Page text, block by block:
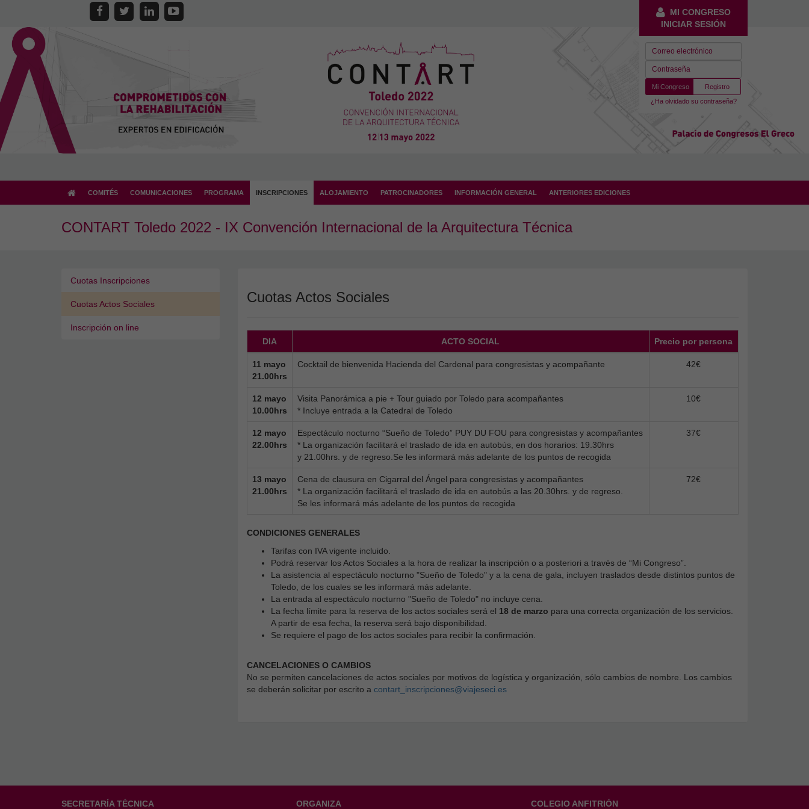
MI CONGRESO
INICIAR SESIÓN
Mi Congreso
Registro
¿Ha olvidado su contraseña?
COMITÉS COMUNICACIONES PROGRAMA INSCRIPCIONES ALOJAMIENTO PATROCINADORES INFORMACIÓN GENERAL ANTERIORES EDICIONES
CONTART Toledo 2022 - IX Convención Internacional de la Arquitectura Técnica
Cuotas Inscripciones
Cuotas Actos Sociales
Inscripción on line
Cuotas Actos Sociales
DIA ACTO SOCIAL Precio por persona
11 mayo
21.00hrs
Cocktail de bienvenida Hacienda del Cardenal para congresistas y acompañante 42€
12 mayo
10.00hrs
Visita Panorámica a pie + Tour guiado por Toledo para acompañantes
* Incluye entrada a la Catedral de Toledo
10€
12 mayo
22.00hrs
Espectáculo nocturno “Sueño de Toledo” PUY DU FOU para congresistas y acompañantes
* La organización facilitará el traslado de ida en autobús, en dos horarios: 19.30hrs
y 21.00hrs. y de regreso.Se les informará más adelante de los puntos de recogida
37€
13 mayo
21.00hrs
Cena de clausura en Cigarral del Ángel para congresistas y acompañantes
* La organización facilitará el traslado de ida en autobús a las 20.30hrs. y de regreso.
Se les informará más adelante de los puntos de recogida
72€
CONDICIONES GENERALES
Tarifas con IVA vigente incluido.
Podrá reservar los Actos Sociales a la hora de realizar la inscripción o a posteriori a través de “Mi Congreso”.
La asistencia al espectáculo nocturno "Sueño de Toledo" y a la cena de gala, incluyen traslados desde distintos puntos de
Toledo, de los cuales se les informará más adelante.
La entrada al espectáculo nocturno "Sueño de Toledo" no incluye cena.
La fecha límite para la reserva de los actos sociales será el 18 de marzo para una correcta organización de los servicios.
A partir de esa fecha, la reserva será bajo disponibilidad.
Se requiere el pago de los actos sociales para recibir la confirmación.
CANCELACIONES O CAMBIOS
No se permiten cancelaciones de actos sociales por motivos de logística y organización, sólo cambios de nombre. Los cambios
se deberán solicitar por escrito a contart_inscripciones@viajeseci.es
SECRETARÍA TÉCNICA ORGANIZA COLEGIO ANFITRIÓN